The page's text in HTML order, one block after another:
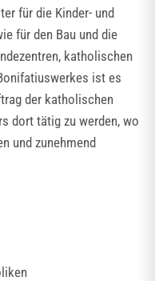
für die Kinder- und
für den Bau und die
katholischen
ist es
der katholischen
dort tätig zu werden, wo
und zunehmend